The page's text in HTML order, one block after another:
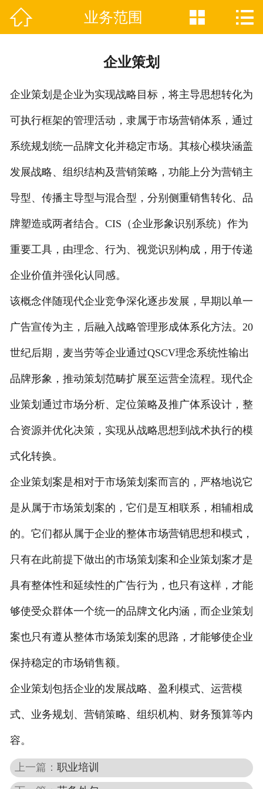
网站首页
在线留言
联系我们
 业务范围  
企业策划
企业策划是企业为实现战略目标，将主导思想转化为
可执行框架的管理活动，隶属于市场营销体系，通过
系统规划统一品牌文化并稳定市场。其核心模块涵盖
发展战略、组织结构及营销策略，功能上分为营销主
导型、传播主导型与混合型，分别侧重销售转化、品
牌塑造或两者结合。CIS（企业形象识别系统）作为
重要工具，由理念、行为、视觉识别构成，用于传递
企业价值并强化认同感。
该概念伴随现代企业竞争深化逐步发展，早期以单一
广告宣传为主，后融入战略管理形成体系化方法。20
世纪后期，麦当劳等企业通过QSCV理念系统性输出
品牌形象，推动策划范畴扩展至运营全流程。现代企
业策划通过市场分析、定位策略及推广体系设计，整
合资源并优化决策，实现从战略思想到战术执行的模
式化转换。
企业策划案是相对于市场策划案而言的，严格地说它
是从属于市场策划案的，它们是互相联系，相辅相成
的。它们都从属于企业的整体市场营销思想和模式，
只有在此前提下做出的市场策划案和企业策划案才是
具有整体性和延续性的广告行为，也只有这样，才能
够使受众群体一个统一的品牌文化内涵，而企业策划
案也只有遵从整体市场策划案的思路，才能够使企业
保持稳定的市场销售额。
企业策划包括企业的发展战略、盈利模式、运营模
式、业务规划、营销策略、组织机构、财务预算等内
容。
上一篇：职业培训